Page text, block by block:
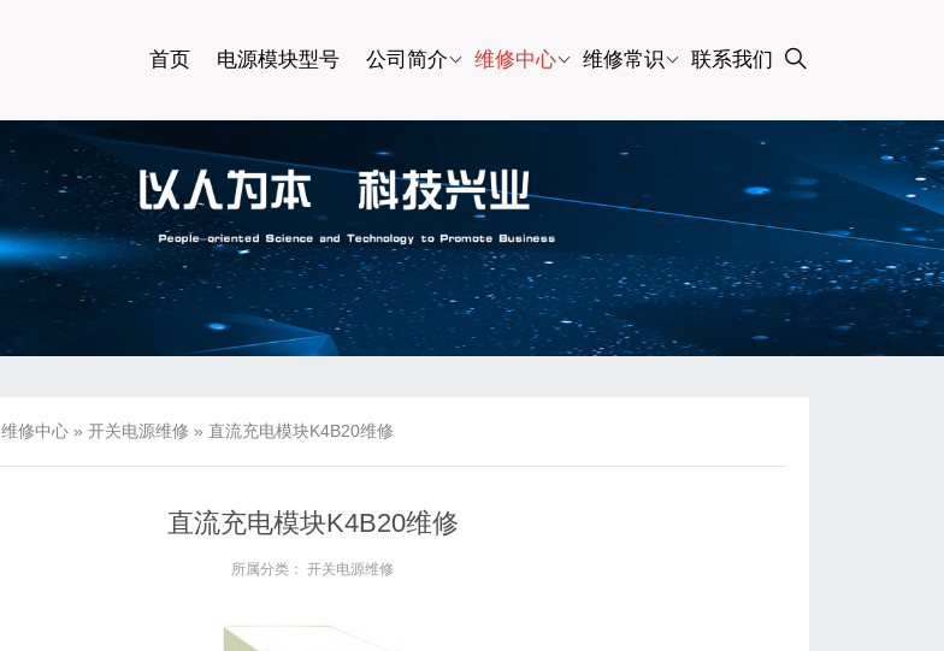
首页 电源模块型号 公司简介 维修中心 维修常识 联系我们
维修中心 » 开关电源维修 » 直流充电模块K4B20维修
直流充电模块K4B20维修
所属分类： 开关电源维修